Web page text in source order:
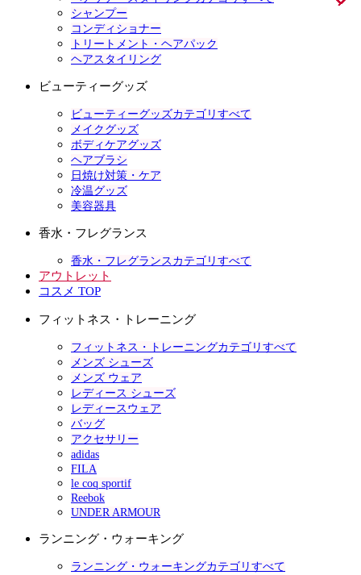
シャンプー
コンディショナー
トリートメント・ヘアパック
ヘアスタイリング
ビューティーグッズ
ビューティーグッズカテゴリすべて
メイクグッズ
ボディケアグッズ
ヘアブラシ
日焼け対策・ケア
冷温グッズ
美容器具
香水・フレグランス
香水・フレグランスカテゴリすべて
アウトレット
コスメ TOP
フィットネス・トレーニング
フィットネス・トレーニングカテゴリすべて
メンズ シューズ
メンズ ウェア
レディース シューズ
レディースウェア
バッグ
アクセサリー
adidas
FILA
le coq sportif
Reebok
UNDER ARMOUR
ランニング・ウォーキング
ランニング・ウォーキングカテゴリすべて